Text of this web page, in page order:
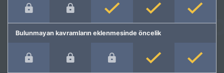
Bulunmayan kavramların eklenmesinde öncelik